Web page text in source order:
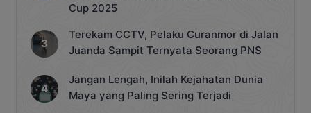
Cup 2025
Terekam CCTV, Pelaku Curanmor di Jalan
Juanda Sampit Ternyata Seorang PNS
Jangan Lengah, Inilah Kejahatan Dunia
Maya yang Paling Sering Terjadi